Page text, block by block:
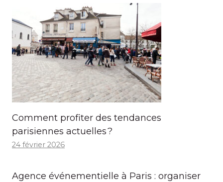
Comment profiter des tendances
parisiennes actuelles ?
24 février 2026
Agence événementielle à Paris : organiser